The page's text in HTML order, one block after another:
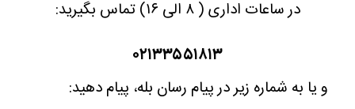
در ساعات اداری ( ۸ الی ۱۶) تماس بگیرید:
۰۲۱۳۳۵۵۱۸۱۳
و یا به شماره زیر در پیام رسان بله، پیام دهید: